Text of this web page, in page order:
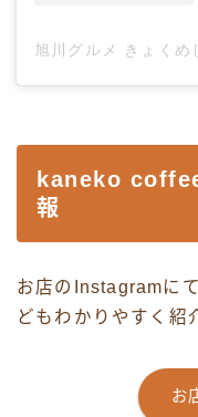
kaneko
報
お店のInstagramに
どもわかりやすく紹
お